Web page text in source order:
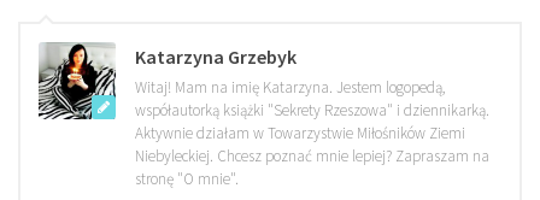
Katarzyna Grzebyk
Witaj! Mam na imię Katarzyna. Jestem logopedą,
współautorką książki "Sekrety Rzeszowa" i dziennikarką.
Aktywnie działam w Towarzystwie Miłośników Ziemi
Niebyleckiej. Chcesz poznać mnie lepiej? Zapraszam na
stronę "O mnie".